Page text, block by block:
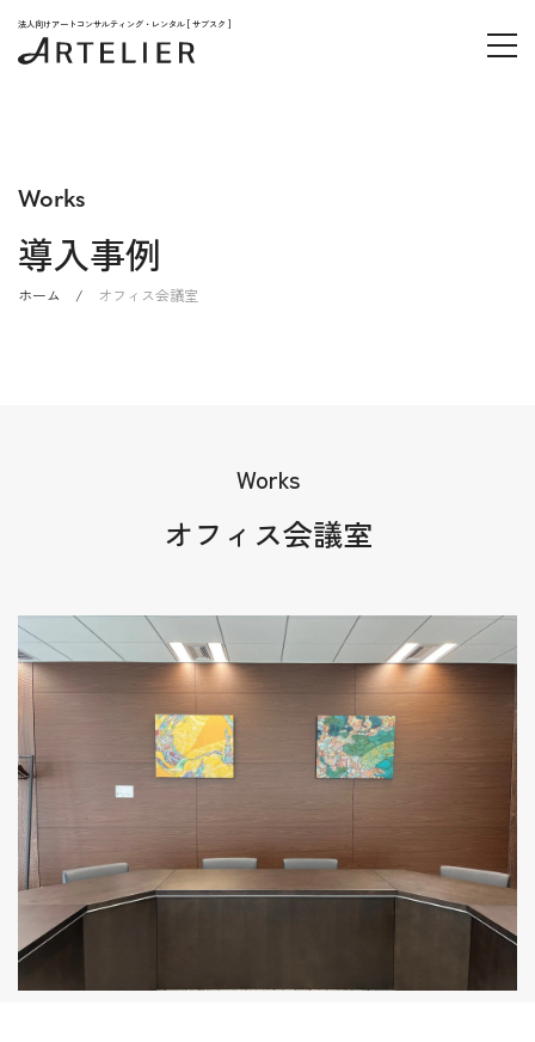
法人向けアートコンサルティング・レンタル [ サブスク ]
Works
導入事例
ホーム / オフィス会議室
Works
オフィス会議室